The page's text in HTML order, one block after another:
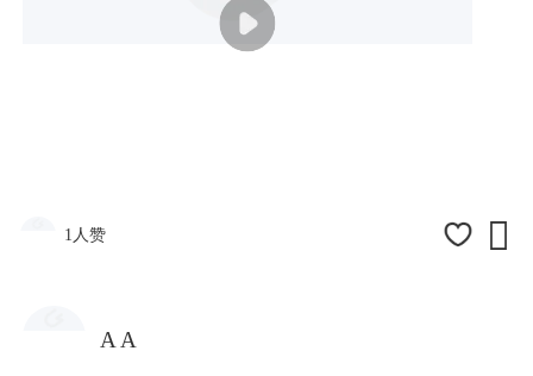
1人赞 
A A